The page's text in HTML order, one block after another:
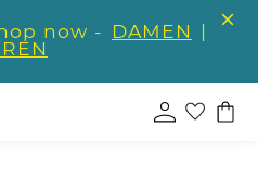
now - DAMEN |